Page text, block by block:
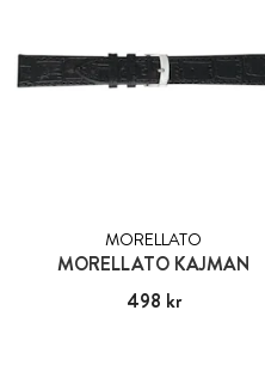
MORELLATO
MORELLATO KAJMAN
Pris:498 kr
498 kr